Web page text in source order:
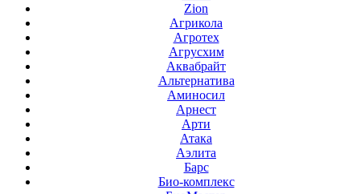
Zion
Агрикола
Агротех
Агрусхим
Аквабрайт
Альтернатива
Аминосил
Арнест
Арти
Атака
Аэлита
Барс
Био-комплекс